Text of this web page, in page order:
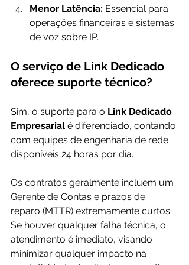
Menor Latência: Essencial para
operações financeiras e sistemas
de voz sobre IP.
O serviço de Link Dedicado
oferece suporte técnico?
Sim, o suporte para o Link Dedicado
Empresarial é diferenciado, contando
com equipes de engenharia de rede
disponíveis 24 horas por dia.
Os contratos geralmente incluem um
Gerente de Contas e prazos de
reparo (MTTR) extremamente curtos.
Se houver qualquer falha técnica, o
atendimento é imediato, visando
minimizar qualquer impacto na